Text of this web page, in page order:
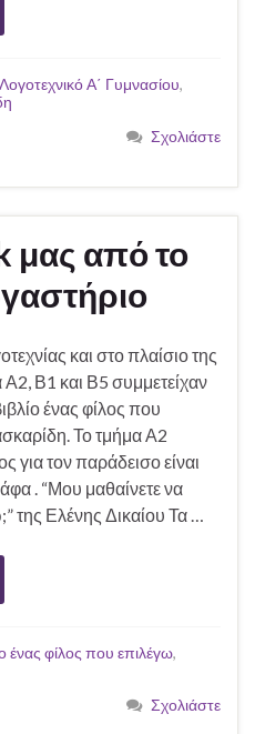
Α΄ Γυμνασίου,
Σχολιάστε
μας από το
και στο πλαίσιο της
Β1 και Β5 συμμετείχαν
ένας φίλος που
Το τμήμα Α2
για τον παράδεισο είναι
. “Μου μαθαίνετε να
Ελένης Δικαίου Τα …
ένας φίλος που επιλέγω,
Σχολιάστε